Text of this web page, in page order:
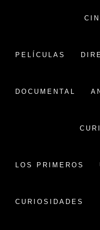
PELÍCULAS
DOCUMENTAL
LOS PRIMEROS
CURIOSIDADES
ONLINE